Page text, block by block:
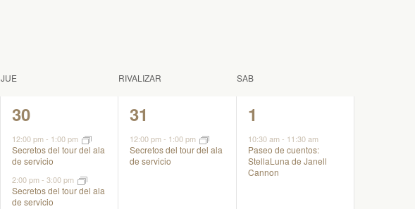
JUE RIVALIZAR SAB
2
eventos,
30
12:00 pm- 1:00 pm
Secretos del tour del ala
de servicio
2:00 pm-3:00 pm
Secretos del tour del ala
de servicio
1
evento,
31
12:00 pm- 1:00 pm
Secretos del tour del ala
de servicio
1
evento,
1
10:30 am- 11:30 am
Paseo de cuentos:
StellaLuna de Janell
Cannon